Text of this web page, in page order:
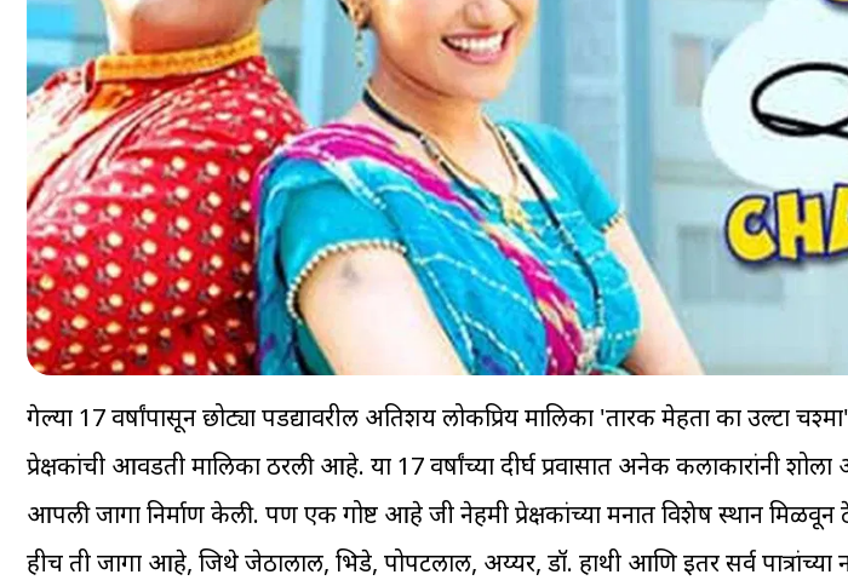
गेल्या 17 वर्षांपासून छोट्या पडद्यावरील अतिशय लोकप्रिय मालिका 'तारक मेहता का उल्टा
प्रेक्षकांची आवडती मालिका ठरली आहे. या 17 वर्षांच्या दीर्घ प्रवासात अनेक कलाकारांनी
आपली जागा निर्माण केली. पण एक गोष्ट आहे जी नेहमी प्रेक्षकांच्या मनात विशेष स्थान
हीच ती जागा आहे, जिथे जेठालाल, भिडे, पोपटलाल, अय्यर, डॉ. हाथी आणि इतर सर्व